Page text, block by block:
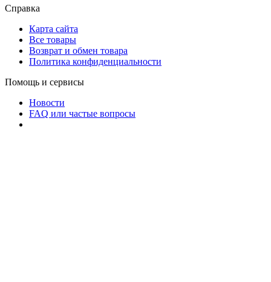
Справка
Карта сайта
Все товары
Возврат и обмен товара
Политика конфиденциальности
Помощь и сервисы
Новости
FAQ или частые вопросы